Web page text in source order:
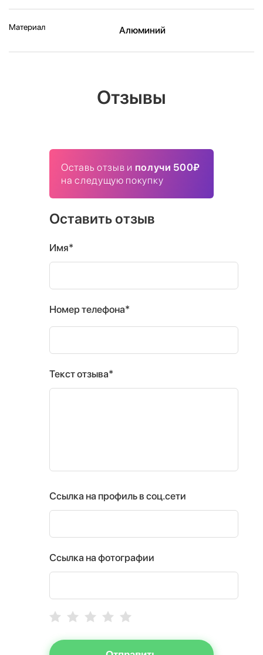
Материал Алюминий
Отзывы
Оставь отзыв и получи 500₽
на следущую покупку
Оставить отзыв
Имя*
Номер телефона*
Текст отзыва*
Ссылка на профиль в соц.сети
Ссылка на фотографии